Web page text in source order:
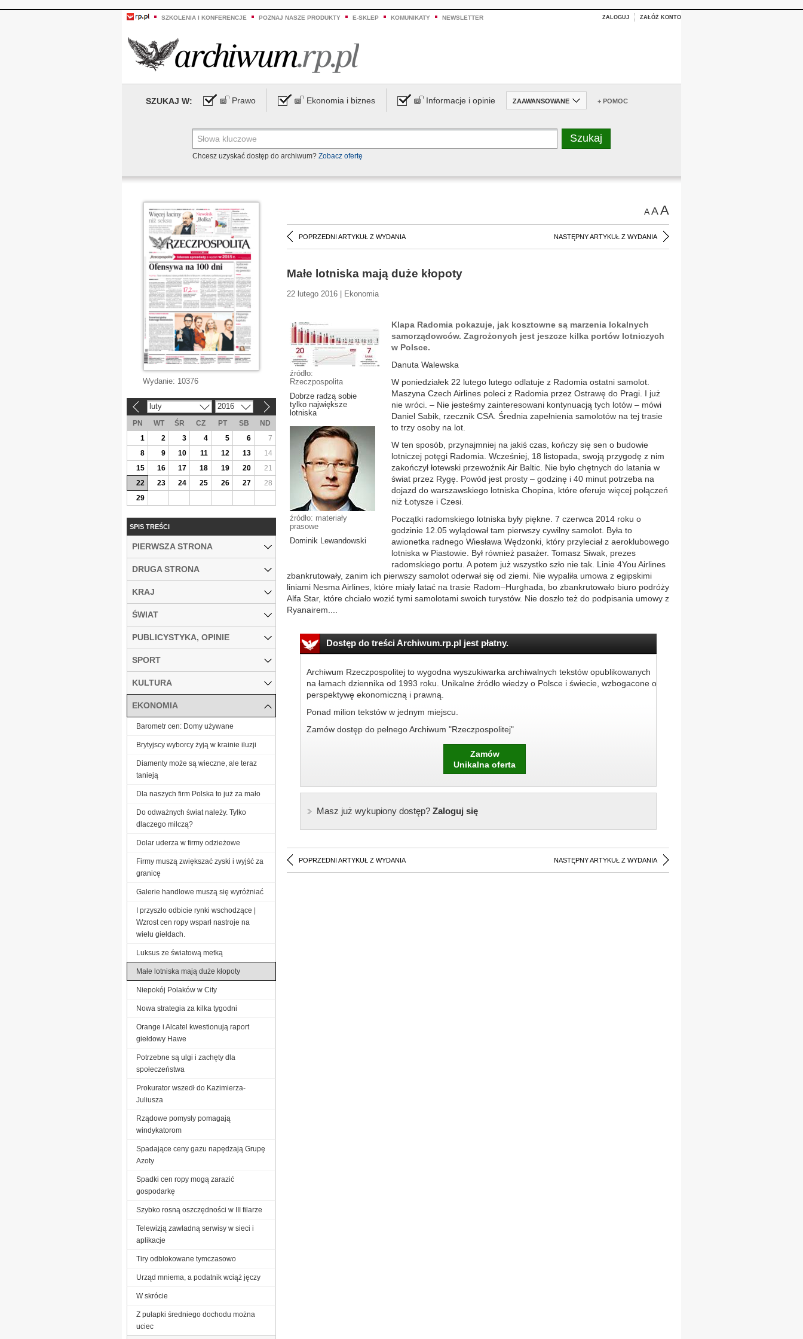
SZKOLENIA I KONFERENCJE POZNAJ NASZE PRODUKTY E-SKLEP KOMUNIKATY NEWSLETTER ZALOGUJ ZAŁÓŻ KONTO
SZUKAJ W: Prawo Ekonomia i biznes Informacje i opinie ZAAWANSOWANE + POMOC
Chcesz uzyskać dostęp do archiwum? Zobacz ofertę
AAA
POPRZEDNI ARTYKUŁ Z WYDANIA NASTĘPNY ARTYKUŁ Z WYDANIA
Małe lotniska mają duże kłopoty
22 lutego 2016 | Ekonomia
źródło:
Rzeczpospolita
Dobrze radzą sobie
tylko największe
lotniska
źródło: materiały
prasowe
Dominik Lewandowski
Klapa Radomia pokazuje, jak kosztowne są marzenia lokalnych
samorządowców. Zagrożonych jest jeszcze kilka portów lotniczych
w Polsce.
Danuta Walewska
W poniedziałek 22 lutego lutego odlatuje z Radomia ostatni samolot.
Maszyna Czech Airlines poleci z Radomia przez Ostrawę do Pragi. I już
nie wróci. – Nie jesteśmy zainteresowani kontynuacją tych lotów – mówi
Daniel Sabik, rzecznik CSA. Średnia zapełnienia samolotów na tej trasie
to trzy osoby na lot.
W ten sposób, przynajmniej na jakiś czas, kończy się sen o budowie
lotniczej potęgi Radomia. Wcześniej, 18 listopada, swoją przygodę z nim
zakończył łotewski przewoźnik Air Baltic. Nie było chętnych do latania w
świat przez Rygę. Powód jest prosty – godzinę i 40 minut potrzeba na
dojazd do warszawskiego lotniska Chopina, które oferuje więcej połączeń
niż Łotysze i Czesi.
Początki radomskiego lotniska były piękne. 7 czerwca 2014 roku o
godzinie 12.05 wylądował tam pierwszy cywilny samolot. Była to
awionetka radnego Wiesława Wędzonki, który przyleciał z aeroklubowego
lotniska w Piastowie. Był również pasażer. Tomasz Siwak, prezes
radomskiego portu. A potem już wszystko szło nie tak. Linie 4You Airlines
zbankrutowały, zanim ich pierwszy samolot oderwał się od ziemi. Nie wypaliła umowa z egipskimi
liniami Nesma Airlines, które miały latać na trasie Radom–Hurghada, bo zbankrutowało biuro podróży
Alfa Star, które chciało wozić tymi samolotami swoich turystów. Nie doszło też do podpisania umowy z
Ryanairem....
Dostęp do treści Archiwum.rp.pl jest płatny.
Archiwum Rzeczpospolitej to wygodna wyszukiwarka archiwalnych tekstów opublikowanych
na łamach dziennika od 1993 roku. Unikalne źródło wiedzy o Polsce i świecie, wzbogacone o
perspektywę ekonomiczną i prawną.
Ponad milion tekstów w jednym miejscu.
Zamów dostęp do pełnego Archiwum "Rzeczpospolitej"
Zamów
Unikalna oferta
Masz już wykupiony dostęp?Zaloguj się
POPRZEDNI ARTYKUŁ Z WYDANIA NASTĘPNY ARTYKUŁ Z WYDANIA
Wydanie: 10376
luty 2016
PN WT ŚR CZ PT SB
ND
1
2 3 4 5 6
7
8
9 10 11 12 13
14
15
16 17 18 19 20
21
22
23 24 25 26 27
28
29
SPIS TREŚCI
PIERWSZA STRONA
DRUGA STRONA
KRAJ
ŚWIAT
PUBLICYSTYKA, OPINIE
SPORT
KULTURA
EKONOMIA
Barometr cen: Domy używane
Brytyjscy wyborcy żyją w krainie iluzji
Diamenty może są wieczne, ale teraz
tanieją
Dla naszych firm Polska to już za mało
Do odważnych świat należy. Tylko
dlaczego milczą?
Dolar uderza w firmy odzieżowe
Firmy muszą zwiększać zyski i wyjść za
granicę
Galerie handlowe muszą się wyróżniać
I przyszło odbicie rynki wschodzące |
Wzrost cen ropy wsparł nastroje na
wielu giełdach.
Luksus ze światową metką
Małe lotniska mają duże kłopoty
Niepokój Polaków w City
Nowa strategia za kilka tygodni
Orange i Alcatel kwestionują raport
giełdowy Hawe
Potrzebne są ulgi i zachęty dla
społeczeństwa
Prokurator wszedł do Kazimierza-
Juliusza
Rządowe pomysły pomagają
windykatorom
Spadające ceny gazu napędzają Grupę
Azoty
Spadki cen ropy mogą zarazić
gospodarkę
Szybko rosną oszczędności w III filarze
Telewizją zawładną serwisy w sieci i
aplikacje
Tiry odblokowane tymczasowo
Urząd mniema, a podatnik wciąż jęczy
W skrócie
Z pułapki średniego dochodu można
uciec